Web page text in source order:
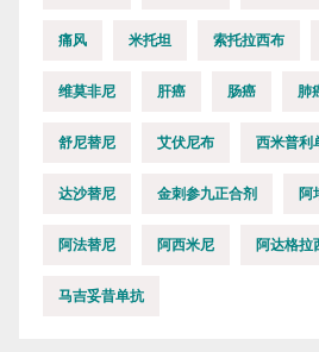
痛风 米托坦 索托拉西布
维莫非尼 肝癌 肠癌 肺
舒尼替尼 艾伏尼布 西米普利
达沙替尼 金刺参九正合剂 阿
阿法替尼 阿西米尼 阿达格拉
马吉妥昔单抗